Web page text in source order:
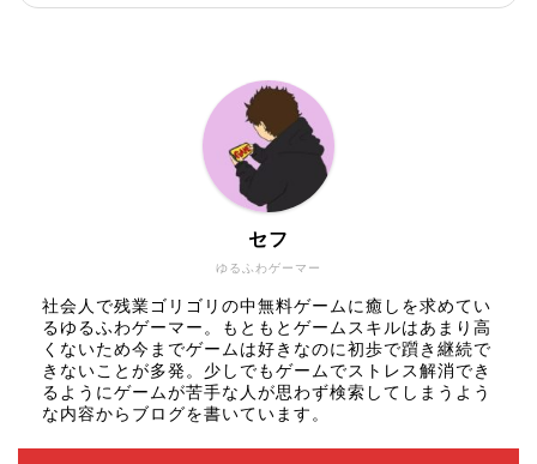
ゆるふわゲーマー
セフ
社会人で残業ゴリゴリの中無料ゲームに癒しを求めてい
るゆるふわゲーマー。もともとゲームスキルはあまり高
くないため今までゲームは好きなのに初歩で躓き継続で
きないことが多発。少しでもゲームでストレス解消でき
るようにゲームが苦手な人が思わず検索してしまうよう
な内容からブログを書いています。